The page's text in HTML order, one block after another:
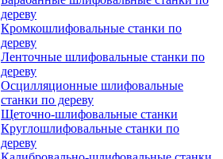
дереву
Кромкошлифовальные станки по
дереву
Ленточные шлифовальные станки по
дереву
Осцилляционные шлифовальные
станки по дереву
Щеточно-шлифовальные станки
Круглошлифовальные станки по
дереву